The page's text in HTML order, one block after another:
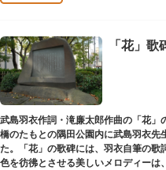
「花」歌
武島羽衣作詞・滝廉太郎作曲の「花
橋のたもとの隅田公園内に武島羽衣先
た。「花」の歌碑には、羽衣自筆の歌
色を彷彿とさせる美しいメロディーは